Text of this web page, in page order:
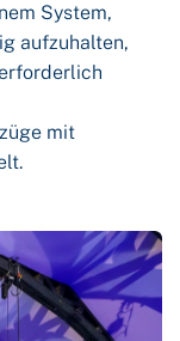
System,
aufzuhalten,
mit